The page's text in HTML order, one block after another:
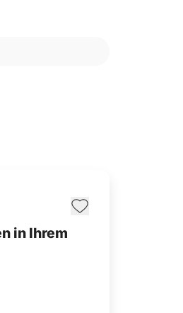
in Ihrem